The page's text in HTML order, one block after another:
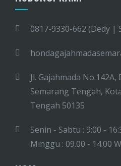
0817-9330-662 (Dedy |
Jl. Gajahmada
Semarang Tengah,
Tengah 50135
Senin - Sabtu : 9:00 -
Minggu : 09.00 - 14.00